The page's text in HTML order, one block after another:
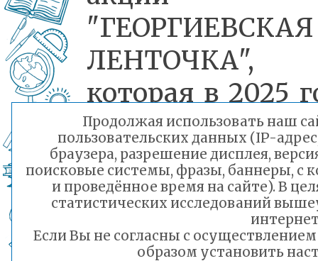
"ГЕОРГИЕВСКАЯ
ЛЕНТОЧКА",
которая в 2025
приобретает
особую
в связи с
датой Победы.
Продолжая использовать наш
пользовательских данных (IP-
браузера, разрешение дисплея,
поисковые системы, фразы, баннеры, с
и проведённое время на сайте). В
статистических исследований
Если Вы не согласны с
образом установить